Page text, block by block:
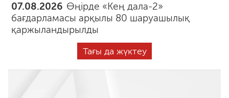
07.08.2026 Өңірде «Кең дала-2»
бағдарламасы арқылы 80 шаруашылық
қаржыландырылды
Тағы да жүктеу